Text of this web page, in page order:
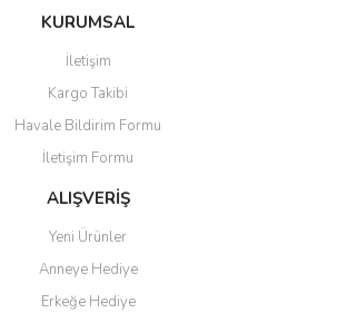
KURUMSAL
İletişim
Kargo Takibi
Havale Bildirim Formu
İletişim Formu
ALIŞVERİŞ
Yeni Ürünler
Anneye Hediye
Erkeğe Hediye